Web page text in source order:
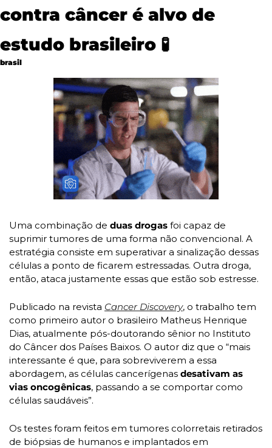
contra câncer é alvo de
estudo brasileiro 🧪
brasil
Uma combinação de duas drogas foi capaz de
suprimir tumores de uma forma não convencional. A
estratégia consiste em superativar a sinalização dessas
células a ponto de ficarem estressadas. Outra droga,
então, ataca justamente essas que estão sob estresse.
Publicado na revista Cancer Discovery, o trabalho tem
como primeiro autor o brasileiro Matheus Henrique
Dias, atualmente pós-doutorando sênior no Instituto
do Câncer dos Países Baixos. O autor diz que o “mais
interessante é que, para sobreviverem a essa
abordagem, as células cancerígenas desativam as
vias oncogênicas, passando a se comportar como
células saudáveis”.
Os testes foram feitos em tumores colorretais retirados